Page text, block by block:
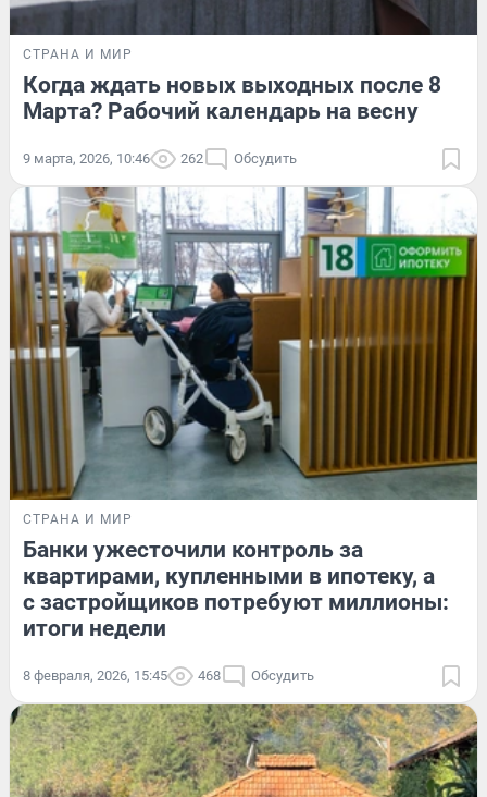
СТРАНА И МИР
Когда ждать новых выходных после 8
Марта? Рабочий календарь на весну
9 марта, 2026, 10:46 262 Обсудить
СТРАНА И МИР
Банки ужесточили контроль за
квартирами, купленными в ипотеку, а
с застройщиков потребуют миллионы:
итоги недели
8 февраля, 2026, 15:45 468 Обсудить